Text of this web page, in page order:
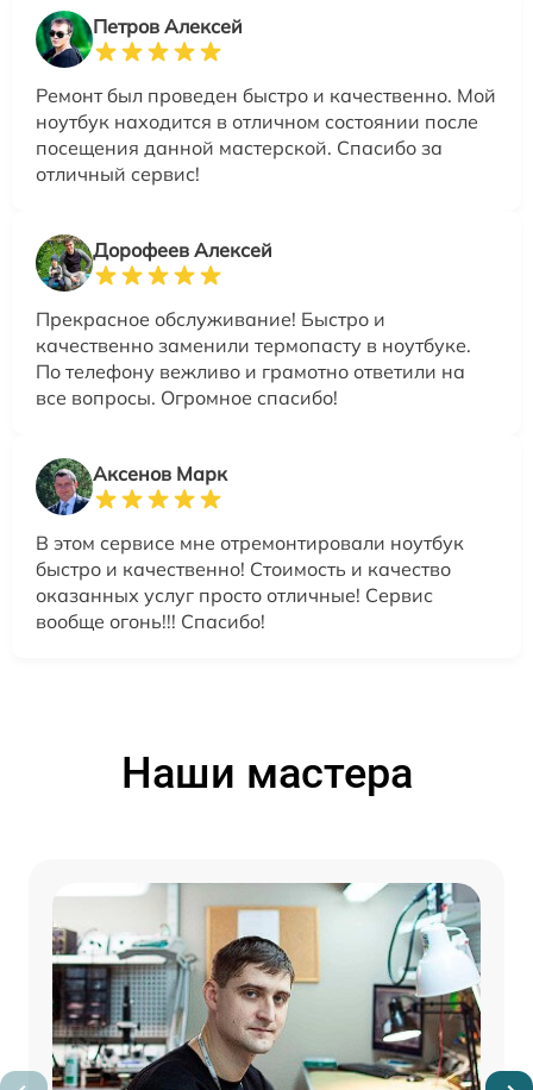
Петров Алексей
Ремонт был проведен быстро и качественно. Мой
ноутбук находится в отличном состоянии после
посещения данной мастерской. Спасибо за
отличный сервис!
Дорофеев Алексей
Прекрасное обслуживание! Быстро и
качественно заменили термопасту в ноутбуке.
По телефону вежливо и грамотно ответили на
все вопросы. Огромное спасибо!
Аксенов Марк
В этом сервисе мне отремонтировали ноутбук
быстро и качественно! Стоимость и качество
оказанных услуг просто отличные! Сервис
вообще огонь!!! Спасибо!
Наши мастера